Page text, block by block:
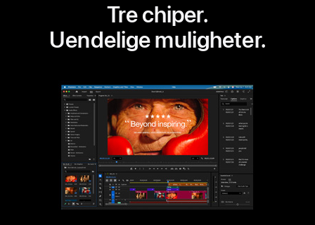
Tre chiper.
Uendelige mulig­heter.